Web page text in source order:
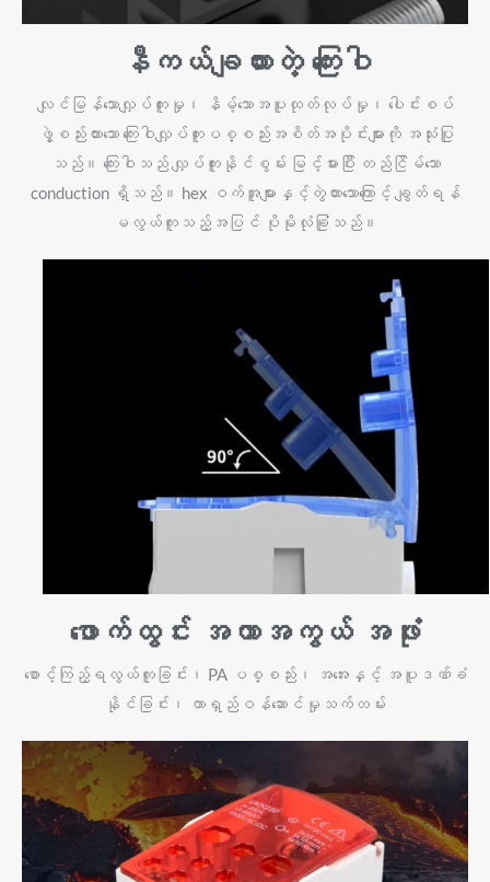
နီကယ်ချထားတဲ့ ကြေးဝါ
လျင်မြန်သောလျှပ်ကူးမှု၊ နိမ့်သောအပူထုတ်လုပ်မှု၊ ပေါင်းစပ်
ဖွဲ့စည်းထားသော ကြေးဝါလျှပ်ကူးပစ္စည်းအစိတ်အပိုင်းများကို အသုံးပြု
သည်။ ကြေးဝါသည် လျှပ်ကူးနိုင်စွမ်း မြင့်မားပြီး တည်ငြိမ်သော
conduction ရှိသည်။ hex ဝက်အူများနှင့်တွဲထားသောကြောင့် ချွတ်ရန်
မလွယ်ကူသည့်အပြင် ပိုမိုလုံခြုံသည်။
ဖောက်ထွင်း အကာအကွယ် အဖုံး
စောင့်ကြည့်ရလွယ်ကူခြင်း၊ PA ပစ္စည်း၊ အအေးနှင့် အပူဒဏ်ခံ
နိုင်ခြင်း၊ တာရှည်ဝန်ဆောင်မှုသက်တမ်း